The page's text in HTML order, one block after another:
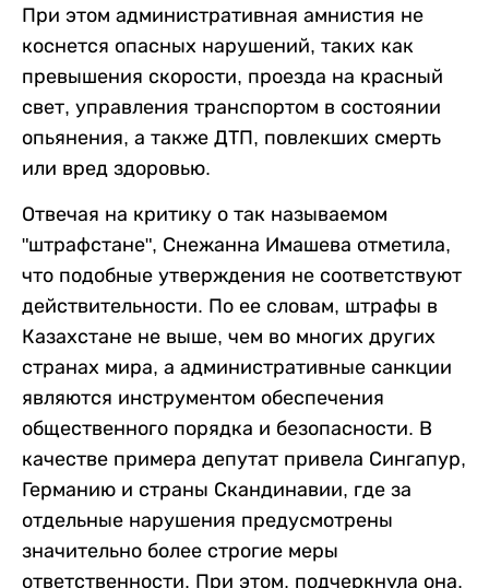
При этом административная амнистия не
коснется опасных нарушений, таких как
превышения скорости, проезда на красный
свет, управления транспортом в состоянии
опьянения, а также ДТП, повлекших смерть
или вред здоровью.
Отвечая на критику о так называемом
"штрафстане", Снежанна Имашева отметила,
что подобные утверждения не соответствуют
действительности. По ее словам, штрафы в
Казахстане не выше, чем во многих других
странах мира, а административные санкции
являются инструментом обеспечения
общественного порядка и безопасности. В
качестве примера депутат привела Сингапур,
Германию и страны Скандинавии, где за
отдельные нарушения предусмотрены
значительно более строгие меры
ответственности. При этом, подчеркнула она,